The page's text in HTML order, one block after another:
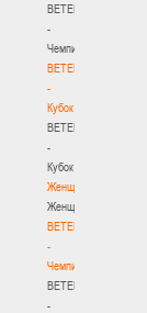
BETERA
-
Чемпионат
BETERA
-
Кубок
BETERA
-
Кубок
Женщины
Женщины
BETERA
-
Чемпионат
BETERA
-